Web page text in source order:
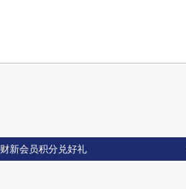
财新会员积分兑好礼